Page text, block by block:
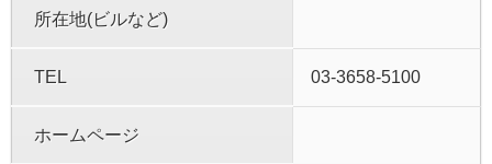
所在地(ビルなど)
TEL 03-3658-5100
ホームページ